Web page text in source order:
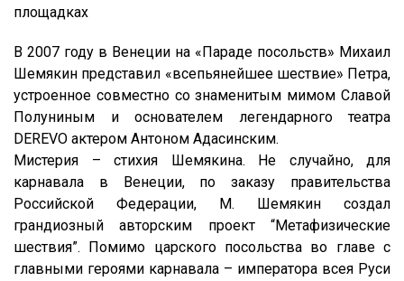
площадках
В 2007 году в Венеции на «Параде посольств» Михаил
Шемякин представил «всепьянейшее шествие» Петра,
устроенное совместно со знаменитым мимом Славой
Полуниным и основателем легендарного театра
DEREVO актером Антоном Адасинским.
Мистерия – стихия Шемякина. Не случайно, для
карнавала в Венеции, по заказу правительства
Российской Федерации, М. Шемякин создал
грандиозный авторским проект “Метафизические
шествия”. Помимо царского посольства во главе с
главными героями карнавала – императора всея Руси